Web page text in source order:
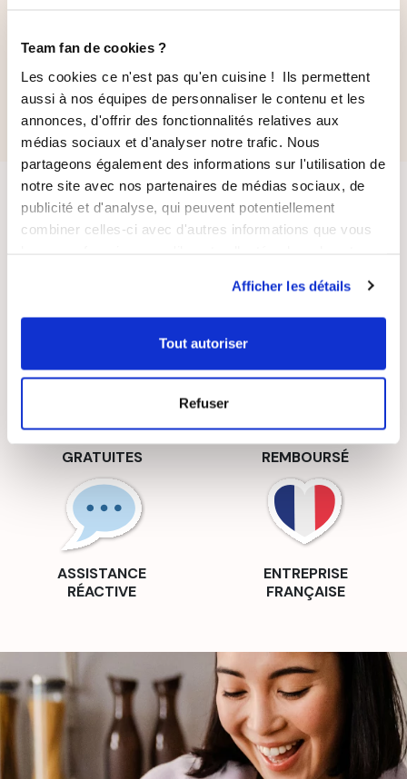
Team fan de cookies ?
Les cookies ce n'est pas qu'en cuisine ! Ils permettent
aussi à nos équipes de personnaliser le contenu et les
annonces, d'offrir des fonctionnalités relatives aux
médias sociaux et d'analyser notre trafic. Nous
partageons également des informations sur l'utilisation de
notre site avec nos partenaires de médias sociaux, de
publicité et d'analyse, qui peuvent potentiellement
combiner celles-ci avec d'autres informations que vous
Afficher les détails
Tout autoriser
Refuser
131,70 €
112,70 €
83,60 €
73,70 €
SUIVIE
SÉCURISÉ
GRATUITES
REMBOURSÉ
ASSISTANCE
RÉACTIVE
ENTREPRISE
FRANÇAISE